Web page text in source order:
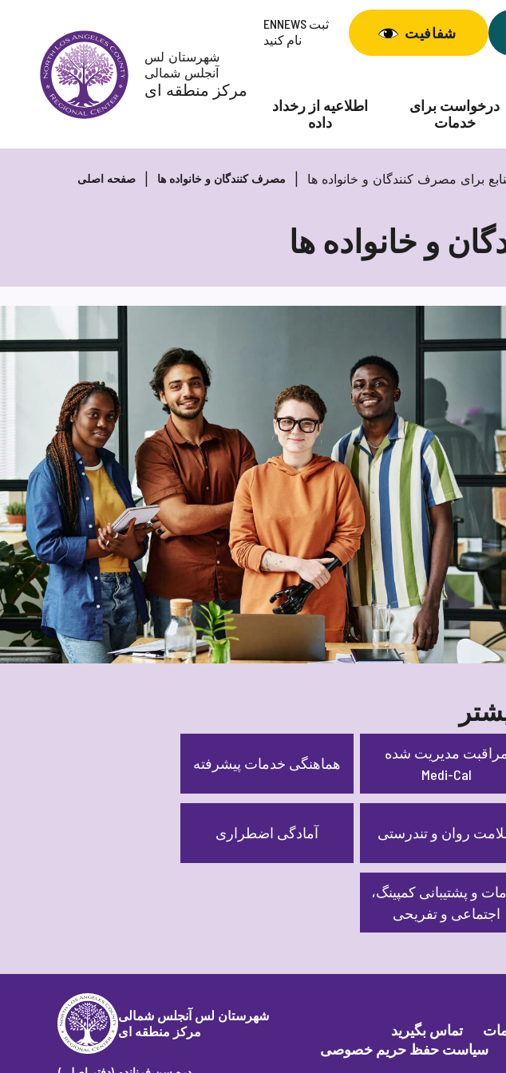
شهرستان لس
آنجلس شمالی
مرکز منطقه ای
ENNEWS ثبت
نام کنید
شفافیت
اطلاعیه از رخداد
داده
درخواست برای
خدمات
صفحه اصلی مصرف کنندگان و خانواده ها برای مصرف کنندگان و خانواده ها
و خانواده ها
هماهنگی خدمات پیشرفته
مدیریت شده
Medi-Cal
آمادگی اضطراری روان و تندرستی
و پشتیبانی کمپینگ،
اجتماعی و تفریحی
شهرستان لس آنجلس شمالی
مرکز منطقه ای
تماس بگیرید
سیاست حفظ حریم خصوصی